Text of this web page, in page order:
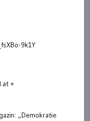
9k1Y
+
„Demokratie